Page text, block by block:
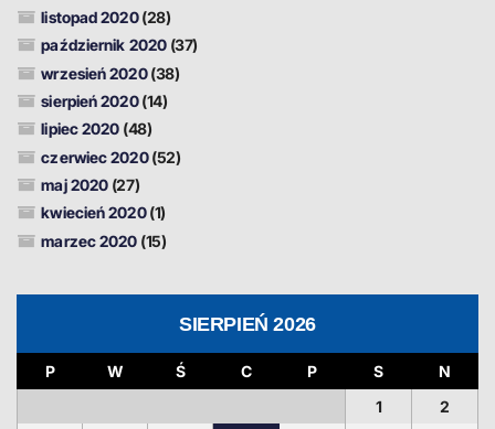
listopad 2020(28)
październik 2020(37)
wrzesień 2020(38)
sierpień 2020(14)
lipiec 2020 (48)
czerwiec 2020(52)
maj 2020 (27)
kwiecień 2020(1)
marzec 2020 (15)
SIERPIEŃ 2026
P W Ś C P S
N
1
2